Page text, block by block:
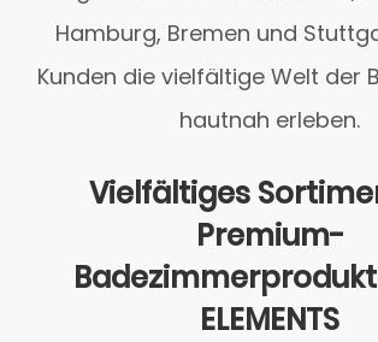
Hamburg, Bremen und
Kunden die vielfältige Welt der
hautnah erleben.
Vielfältiges
Premium-
ELEMENTS